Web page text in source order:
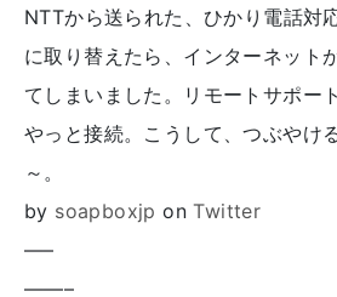
NTTから送られた、ひかり電話対
に取り替えたら、インターネット
てしまいました。リモートサポー
やっと接続。こうして、つぶやけ
～。
by soapboxjp onTwitter
—–
——–